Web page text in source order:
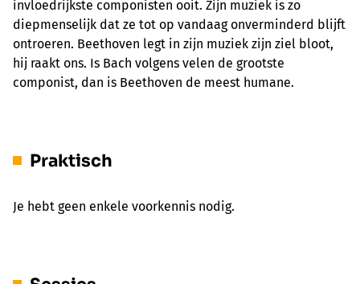
invloedrijkste componisten ooit. Zijn muziek is zo
diepmenselijk dat ze tot op vandaag onverminderd blijft
ontroeren. Beethoven legt in zijn muziek zijn ziel bloot,
hij raakt ons. Is Bach volgens velen de grootste
componist, dan is Beethoven de meest humane.
Praktisch
Je hebt geen enkele voorkennis nodig.